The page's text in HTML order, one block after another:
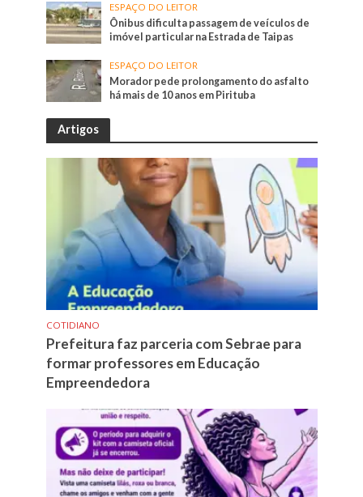
ESPAÇO DO LEITOR
Ônibus dificulta passagem de veículos de
imóvel particular na Estrada de Taipas
ESPAÇO DO LEITOR
Morador pede prolongamento do asfalto
há mais de 10 anos em Pirituba
Artigos
COTIDIANO
Prefeitura faz parceria com Sebrae para
formar professores em Educação
Empreendedora